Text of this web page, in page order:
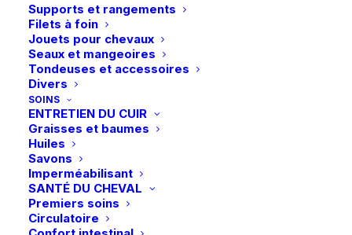
Supports et rangements
Filets à foin
Jouets pour chevaux
Seaux et mangeoires
Tondeuses et accessoires
Divers
SOINS
ENTRETIEN DU CUIR
Graisses et baumes
Huiles
Savons
Imperméabilisant
SANTÉ DU CHEVAL
Premiers soins
Circulatoire
CHOIX DES OPTIONS
a
plusieurs
variations.
Les
options
peuvent
être
choisies
sur
la
page
du
produit
de concours Lucia –
Sauge
149,00€
options